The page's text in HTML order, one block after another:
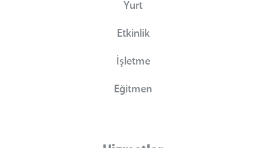
Yurt
Etkinlik
İşletme
Eğitmen